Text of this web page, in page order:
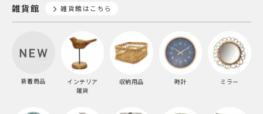
雑貨館 雑貨館はこちら
新着商品
インテリア
雑貨
収納用品 時計 ミラー